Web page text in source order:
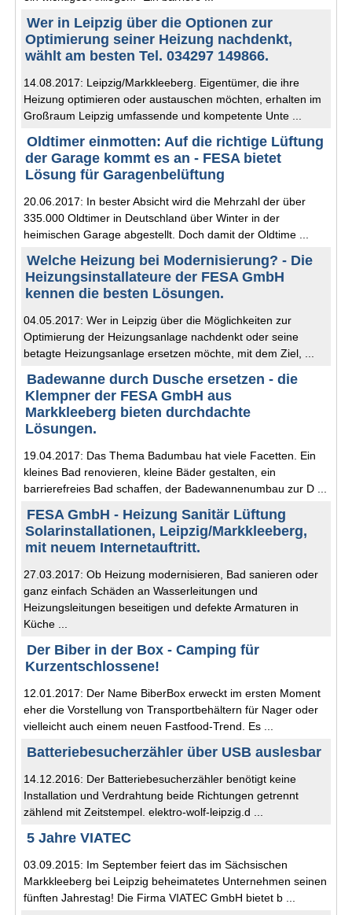
Wer in Leipzig über die Optionen zur
Optimierung seiner Heizung nachdenkt,
wählt am besten Tel. 034297 149866.
14.08.2017: Leipzig/Markkleeberg. Eigentümer, die ihre
Heizung optimieren oder austauschen möchten, erhalten im
Großraum Leipzig umfassende und kompetente Unte ...
Oldtimer einmotten: Auf die richtige Lüftung
der Garage kommt es an - FESA bietet
Lösung für Garagenbelüftung
20.06.2017: In bester Absicht wird die Mehrzahl der über
335.000 Oldtimer in Deutschland über Winter in der
heimischen Garage abgestellt. Doch damit der Oldtime ...
Welche Heizung bei Modernisierung? - Die
Heizungsinstallateure der FESA GmbH
kennen die besten Lösungen.
04.05.2017: Wer in Leipzig über die Möglichkeiten zur
Optimierung der Heizungsanlage nachdenkt oder seine
betagte Heizungsanlage ersetzen möchte, mit dem Ziel, ...
Badewanne durch Dusche ersetzen - die
Klempner der FESA GmbH aus
Markkleeberg bieten durchdachte
Lösungen.
19.04.2017: Das Thema Badumbau hat viele Facetten. Ein
kleines Bad renovieren, kleine Bäder gestalten, ein
barrierefreies Bad schaffen, der Badewannenumbau zur D ...
FESA GmbH - Heizung Sanitär Lüftung
Solarinstallationen, Leipzig/Markkleeberg,
mit neuem Internetauftritt.
27.03.2017: Ob Heizung modernisieren, Bad sanieren oder
ganz einfach Schäden an Wasserleitungen und
Heizungsleitungen beseitigen und defekte Armaturen in
Küche ...
Der Biber in der Box - Camping für
Kurzentschlossene!
12.01.2017: Der Name BiberBox erweckt im ersten Moment
eher die Vorstellung von Transportbehältern für Nager oder
vielleicht auch einem neuen Fastfood-Trend. Es ...
Batteriebesucherzähler über USB auslesbar
14.12.2016: Der Batteriebesucherzähler benötigt keine
Installation und Verdrahtung beide Richtungen getrennt
zählend mit Zeitstempel. elektro-wolf-leipzig.d ...
5 Jahre VIATEC
03.09.2015: Im September feiert das im Sächsischen
Markkleeberg bei Leipzig beheimatetes Unternehmen seinen
fünften Jahrestag! Die Firma VIATEC GmbH bietet b ...